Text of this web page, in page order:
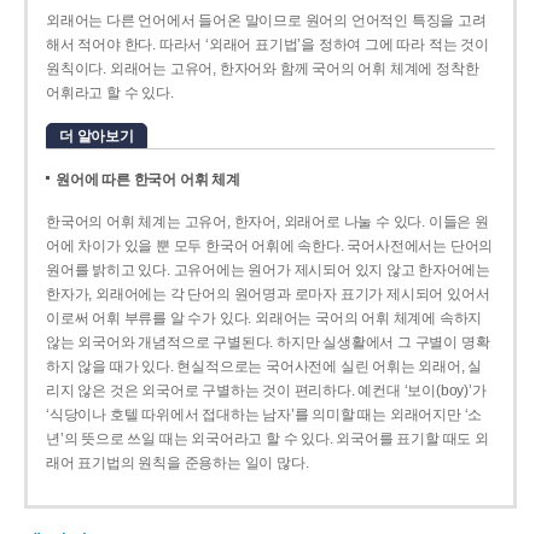
외래어는 다른 언어에서 들어온 말이므로 원어의 언어적인 특징을 고려
해서 적어야 한다. 따라서 ‘외래어 표기법’을 정하여 그에 따라 적는 것이
원칙이다. 외래어는 고유어, 한자어와 함께 국어의 어휘 체계에 정착한
어휘라고 할 수 있다.
더 알아보기
원어에 따른 한국어 어휘 체계
한국어의 어휘 체계는 고유어, 한자어, 외래어로 나눌 수 있다. 이들은 원
어에 차이가 있을 뿐 모두 한국어 어휘에 속한다. 국어사전에서는 단어의
원어를 밝히고 있다. 고유어에는 원어가 제시되어 있지 않고 한자어에는
한자가, 외래어에는 각 단어의 원어명과 로마자 표기가 제시되어 있어서
이로써 어휘 부류를 알 수가 있다. 외래어는 국어의 어휘 체계에 속하지
않는 외국어와 개념적으로 구별된다. 하지만 실생활에서 그 구별이 명확
하지 않을 때가 있다. 현실적으로는 국어사전에 실린 어휘는 외래어, 실
리지 않은 것은 외국어로 구별하는 것이 편리하다. 예컨대 ‘보이(boy)’가
‘식당이나 호텔 따위에서 접대하는 남자’를 의미할 때는 외래어지만 ‘소
년’의 뜻으로 쓰일 때는 외국어라고 할 수 있다. 외국어를 표기할 때도 외
래어 표기법의 원칙을 준용하는 일이 많다.